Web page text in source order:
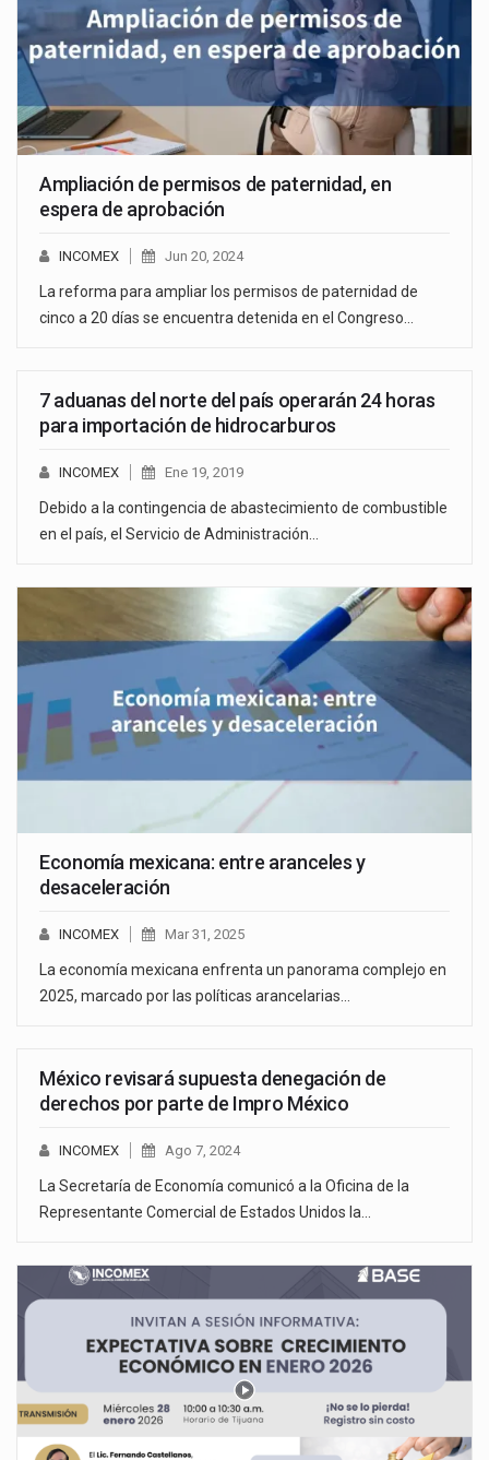
Ampliación de permisos de paternidad, en
espera de aprobación
INCOMEX Jun 20, 2024
La reforma para ampliar los permisos de paternidad de
cinco a 20 días se encuentra detenida en el Congreso…
7 aduanas del norte del país operarán 24 horas
para importación de hidrocarburos
INCOMEX Ene 19, 2019
Debido a la contingencia de abastecimiento de combustible
en el país, el Servicio de Administración…
Economía mexicana: entre aranceles y
desaceleración
INCOMEX Mar 31, 2025
La economía mexicana enfrenta un panorama complejo en
2025, marcado por las políticas arancelarias…
México revisará supuesta denegación de
derechos por parte de Impro México
INCOMEX Ago 7, 2024
La Secretaría de Economía comunicó a la Oficina de la
Representante Comercial de Estados Unidos la…